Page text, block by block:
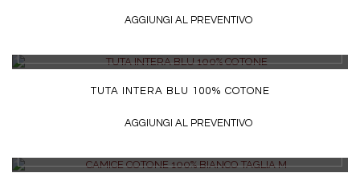
AGGIUNGI AL PREVENTIVO
TUTA INTERA BLU 100% COTONE
AGGIUNGI AL PREVENTIVO